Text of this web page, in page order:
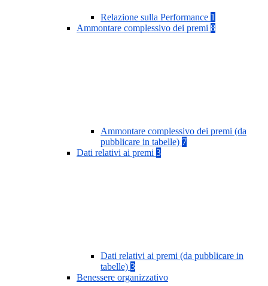
Relazione sulla Performance 1
Ammontare complessivo dei premi 8
Ammontare complessivo dei premi (da
pubblicare in tabelle) 7
Dati relativi ai premi 3
Dati relativi ai premi (da pubblicare in
tabelle) 3
Benessere organizzativo